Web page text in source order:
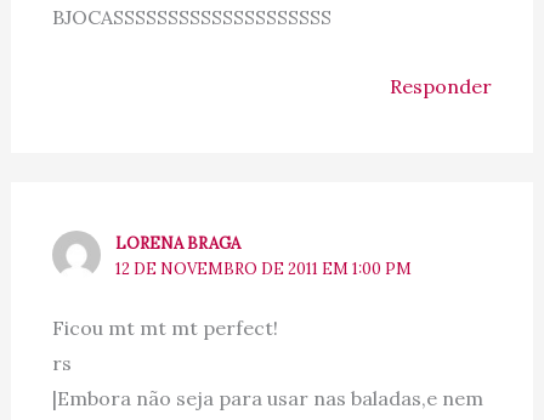
BJOCASSSSSSSSSSSSSSSSSSSS
Responder
LORENA BRAGA
12 DE NOVEMBRO DE 2011 EM 1:00 PM
Ficou mt mt mt perfect!
rs
|Embora não seja para usar nas baladas,e nem